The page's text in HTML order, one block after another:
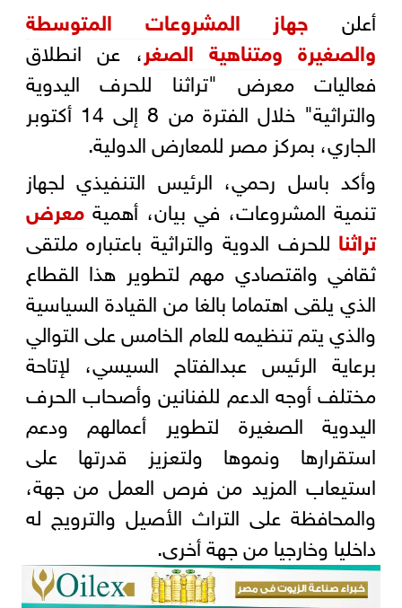
أعلن جهاز المشروعات المتوسطة
والصغيرة ومتناهية الصغر، عن انطلاق
فعاليات معرض "تراثنا للحرف اليدوية
والتراثية" خلال الفترة من 8 إلى 14 أكتوبر
الجاري، بمركز مصر للمعارض الدولية.
وأكد باسل رحمي، الرئيس التنفيذي لجهاز
تنمية المشروعات، في بيان، أهميةمعرض
تراثنا للحرف الدوية والتراثية باعتباره ملتقى
ثقافي واقتصادي مهم لتطوير هذا القطاع
الذي يلقى اهتماما بالغا من القيادة السياسية
والذي يتم تنظيمه للعام الخامس على التوالي
برعاية الرئيس عبدالفتاح السيسي، لإتاحة
مختلف أوجه الدعم للفنانين وأصحاب الحرف
اليدوية الصغيرة لتطوير أعمالهم ودعم
استقرارها ونموها ولتعزيز قدرتها على
استيعاب المزيد من فرص العمل من جهة،
والمحافظة على التراث الأصيل والترويج له
داخليا وخارجيا من جهة أخرى.